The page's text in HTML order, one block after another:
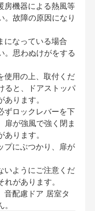
房機器による熱風等
。故障の原因になり
になっている場合
。思わぬけがをする
使用の上、取付くだ
ると、ドアストッパ
ります。
ずロックレバーを下
扉が強風で強く閉ま
ります。
プにぶつかり、扉が
いようにご注意くだ
があります。
配慮ドア 居室タ